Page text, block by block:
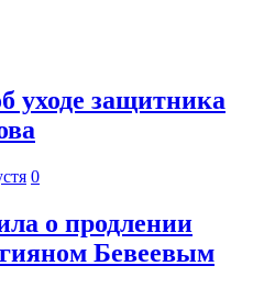
уходе защитника
0
о продлении
Бевеевым